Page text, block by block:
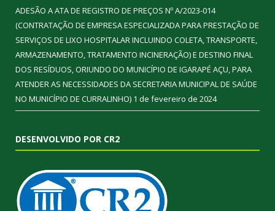
ADESÃO A ATA DE REGISTRO DE PREÇOS Nº A/2023-014
(CONTRATAÇÃO DE EMPRESA ESPECIALIZADA PARA PRESTAÇÃO DE
SERVIÇOS DE LIXO HOSPITALAR INCLUINDO COLETA, TRANSPORTE,
ARMAZENAMENTO, TRATAMENTO INCINERAÇÃO) E DESTINO FINAL
DOS RESÍDUOS, ORIUNDO DO MUNICÍPIO DE IGARAPÉ AÇU, PARA
ATENDER AS NECESSIDADES DA SECRETARIA MUNICIPAL DE SAÚDE
NO MUNICÍPIO DE CURRALINHO) 1 de fevereiro de 2024
DESENVOLVIDO POR CR2